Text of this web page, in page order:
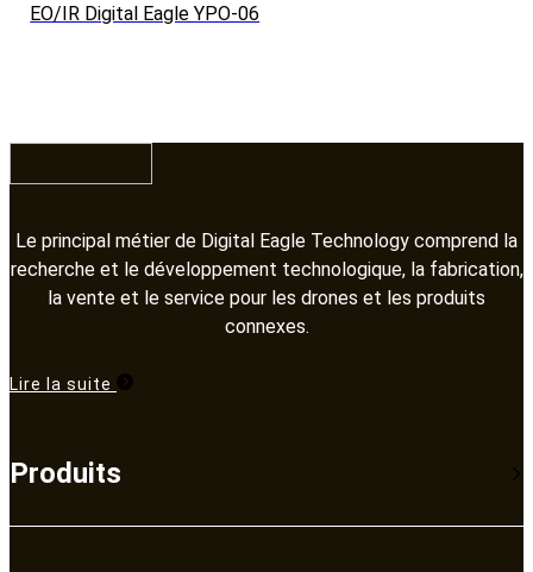
EO/IR Digital Eagle YPO-06
Le principal métier de Digital Eagle Technology comprend la
recherche et le développement technologique, la fabrication,
la vente et le service pour les drones et les produits
connexes.​​​​​​​
Lire la suite
Produits